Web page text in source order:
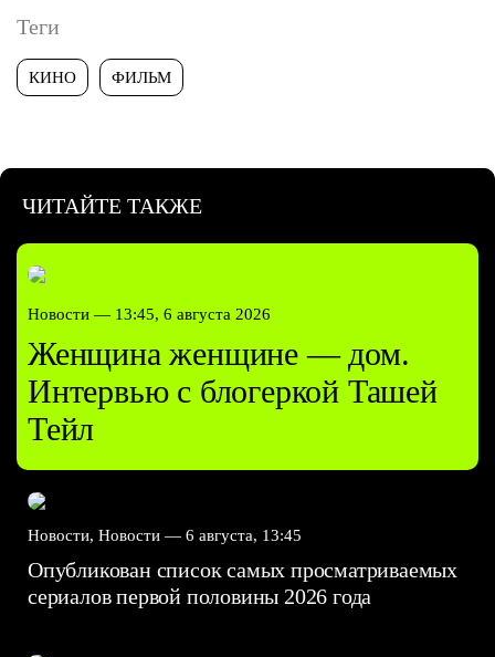
Теги
КИНО ФИЛЬМ
ЧИТАЙТЕ ТАКЖЕ
Новости — 13:45, 6 августа 2026
Женщина женщине — дом.
Интервью с блогеркой Ташей
Тейл
Новости, Новости — 6 августа, 13:45
Опубликован список самых просматриваемых
сериалов первой половины 2026 года